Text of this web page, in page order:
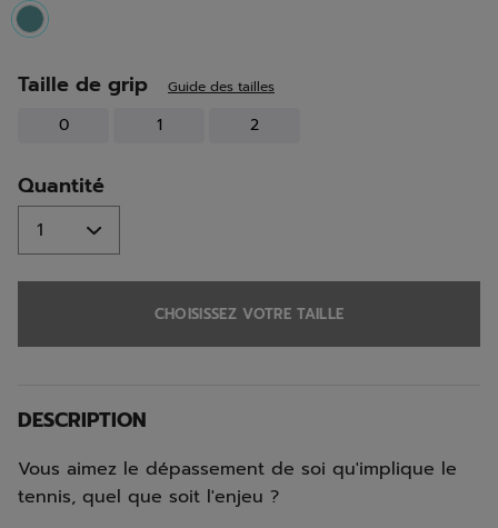
selected
Taille de grip Guide des tailles
0 1 2
Quantité
CHOISISSEZ VOTRE TAILLE
DESCRIPTION
Vous aimez le dépassement de soi qu'implique le
tennis, quel que soit l'enjeu ?